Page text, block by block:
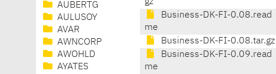
AUBERTG
AULUSOY
AVAR
AWNCORP
AWOHLD
AYATES
gz
Business-DK-FI-0.08.read
me
Business-DK-FI-0.08.tar.gz
Business-DK-FI-0.09.read
me